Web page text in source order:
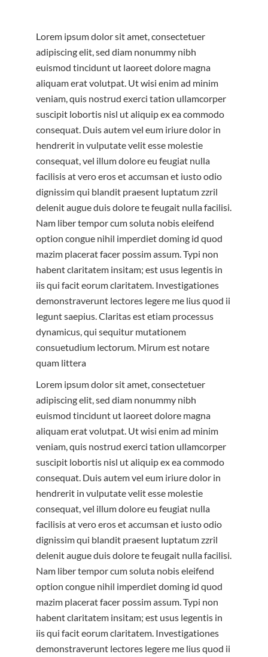
Lorem ipsum dolor sit amet, consectetuer
adipiscing elit, sed diam nonummy nibh
euismod tincidunt ut laoreet dolore magna
aliquam erat volutpat. Ut wisi enim ad minim
veniam, quis nostrud exerci tation ullamcorper
suscipit lobortis nisl ut aliquip ex ea commodo
consequat. Duis autem vel eum iriure dolor in
hendrerit in vulputate velit esse molestie
consequat, vel illum dolore eu feugiat nulla
facilisis at vero eros et accumsan et iusto odio
dignissim qui blandit praesent luptatum zzril
delenit augue duis dolore te feugait nulla facilisi.
Nam liber tempor cum soluta nobis eleifend
option congue nihil imperdiet doming id quod
mazim placerat facer possim assum. Typi non
habent claritatem insitam; est usus legentis in
iis qui facit eorum claritatem. Investigationes
demonstraverunt lectores legere me lius quod ii
legunt saepius. Claritas est etiam processus
dynamicus, qui sequitur mutationem
consuetudium lectorum. Mirum est notare
quam littera
Lorem ipsum dolor sit amet, consectetuer
adipiscing elit, sed diam nonummy nibh
euismod tincidunt ut laoreet dolore magna
aliquam erat volutpat. Ut wisi enim ad minim
veniam, quis nostrud exerci tation ullamcorper
suscipit lobortis nisl ut aliquip ex ea commodo
consequat. Duis autem vel eum iriure dolor in
hendrerit in vulputate velit esse molestie
consequat, vel illum dolore eu feugiat nulla
facilisis at vero eros et accumsan et iusto odio
dignissim qui blandit praesent luptatum zzril
delenit augue duis dolore te feugait nulla facilisi.
Nam liber tempor cum soluta nobis eleifend
option congue nihil imperdiet doming id quod
mazim placerat facer possim assum. Typi non
habent claritatem insitam; est usus legentis in
iis qui facit eorum claritatem. Investigationes
demonstraverunt lectores legere me lius quod ii